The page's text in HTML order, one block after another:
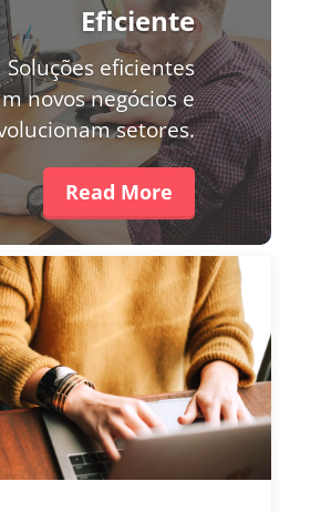
Eficiente
Soluções eficientes
novos negócios e
setores.
Read More